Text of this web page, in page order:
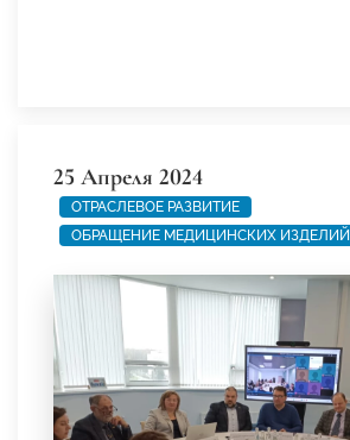
25 Апреля 2024
ОТРАСЛЕВОЕ РАЗВИТИЕ
ОБРАЩЕНИЕ МЕДИЦИНСКИХ ИЗДЕЛИЙ